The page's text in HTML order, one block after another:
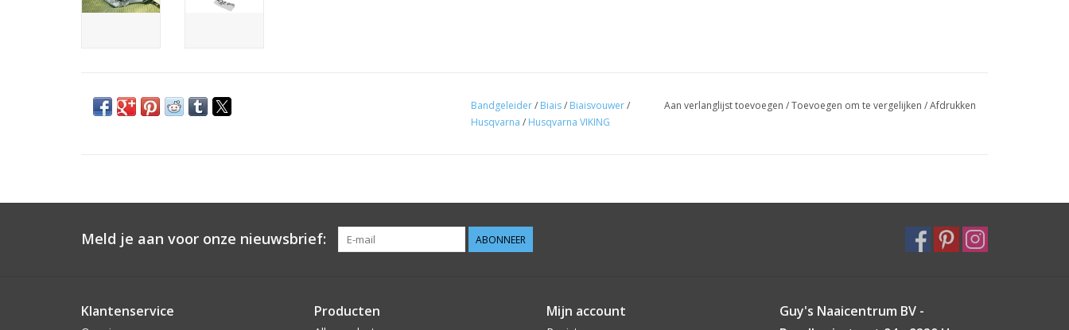
Bandgeleider/ Biais/ Biaisvouwer/
Husqvarna / Husqvarna VIKING
Aan verlanglijst toevoegen /Toevoegen om te vergelijken /Afdrukken
Meld je aan voor onze nieuwsbrief: ABONNEER
Klantenservice Producten Mijn account
Guy's Naaicentrum BV -